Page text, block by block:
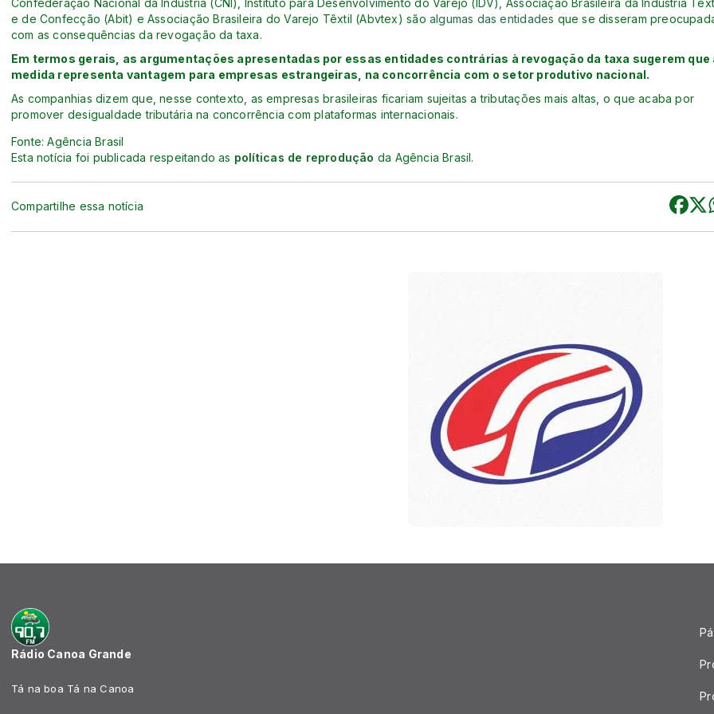
e de Confecção (Abit) e Associação Brasileira do Varejo Têxtil (Abvtex) são algumas das entidades que se disseram
com as consequências da revogação da taxa.
Em termos gerais, as argumentações apresentadas por essas entidades contrárias à revogação da taxa sugerem que
medida representa vantagem para empresas estrangeiras, na concorrência com o setor produtivo nacional.
As companhias dizem que, nesse contexto, as empresas brasileiras ficariam sujeitas a tributações mais altas, o que acaba por
promover desigualdade tributária na concorrência com plataformas internacionais.
Fonte: Agência Brasil
Esta notícia foi publicada respeitando as políticas de reprodução da Agência Brasil.
Compartilhe essa notícia
Rádio Canoa Grande
Tá na boa Tá na Canoa